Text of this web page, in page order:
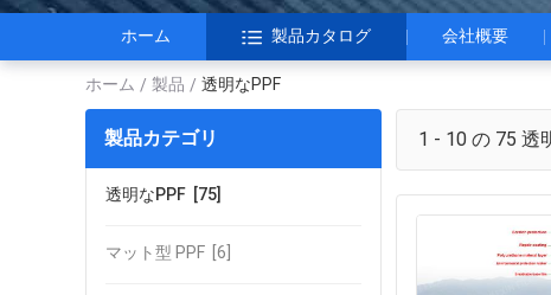
ホーム 製品カタログ 会社概要
ホーム / 製品 / 透明なPPF
製品カテゴリ
透明なPPF [75]
マット型 PPF [6]
1 - 10 の 75 透